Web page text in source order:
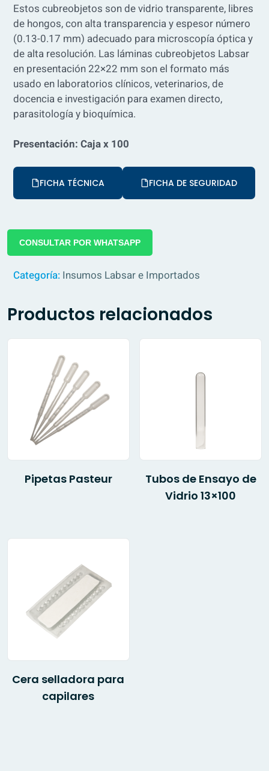
Estos cubreobjetos son de vidrio transparente, libres
de hongos, con alta transparencia y espesor número
(0.13-0.17 mm) adecuado para microscopía óptica y
de alta resolución. Las láminas cubreobjetos Labsar
en presentación 22×22 mm son el formato más
usado en laboratorios clínicos, veterinarios, de
docencia e investigación para examen directo,
parasitología y bioquímica.
Presentación: Caja x 100
FICHA TÉCNICA FICHA DE SEGURIDAD
CONSULTAR POR WHATSAPP
Categoría: Insumos Labsar e Importados
Productos relacionados
Pipetas Pasteur
Tubos de Ensayo de
Vidrio 13×100
Cera selladora para
capilares